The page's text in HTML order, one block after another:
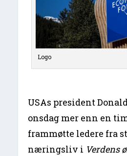
Logo
USAs president
onsdag mer enn en
frammøtte ledere fra
næringsliv i Verdens